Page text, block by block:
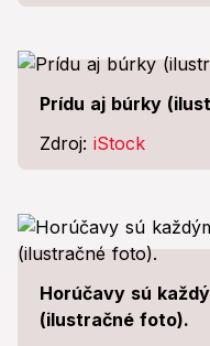
Prídu aj búrky
Zdroj: iStock
Horúčavy sú
(ilustračné foto).